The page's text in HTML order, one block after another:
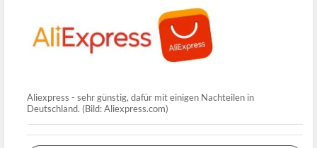
Aliexpress - sehr günstig, dafür mit einigen Nachteilen in
Deutschland. (Bild: Aliexpress.com)